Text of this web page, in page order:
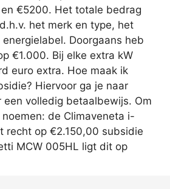
€5200. Het totale bedrag
het merk en type, het
Doorgaans heb
€1.000. Bij elke extra kW
euro extra. Hoe maak ik
Hiervoor ga je naar
een volledig betaalbewijs. Om
de Climaveneta i-
recht op €2.150,00 subsidie
MCW 005HL ligt dit op